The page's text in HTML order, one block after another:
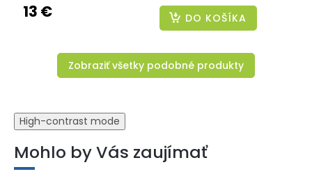
13 € DO KOŠÍKA
Zobraziť všetky podobné produkty
High-contrast mode
Mohlo by Vás zaujímať